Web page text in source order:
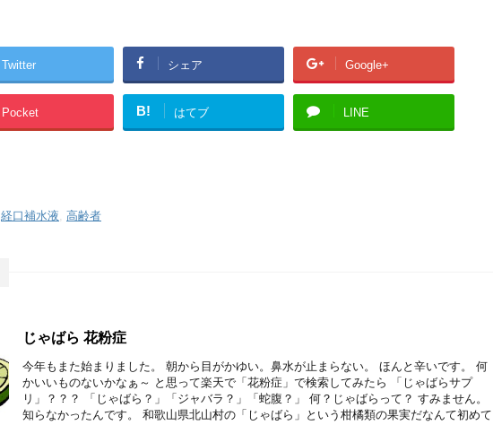
Twitter シェア Google+
Pocket B! はてブ LINE
経口補水液, 高齢者
じゃばら 花粉症
今年もまた始まりました。 朝から目がかゆい。鼻水が止まらない。 ほんと辛いです。 何
かいいものないかなぁ～ と思って楽天で「花粉症」で検索してみたら 「じゃばらサプ
リ」？？？ 「じゃばら？」「ジャバラ？」「蛇腹？」 何？じゃばらって？ すみません。
知らなかったんです。 和歌山県北山村の「じゃばら」という柑橘類の果実だなんて初めて